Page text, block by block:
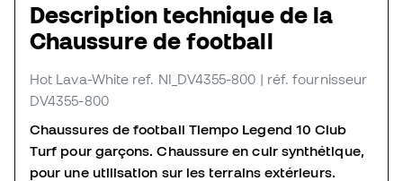
Description technique de la
Chaussure de football
Hot Lava-White ref. NI_DV4355-800 | réf. fournisseur
DV4355-800
Chaussures de football Tiempo Legend 10 Club
Turf pour garçons. Chaussure en cuir synthétique,
pour une utilisation sur les terrains extérieurs.